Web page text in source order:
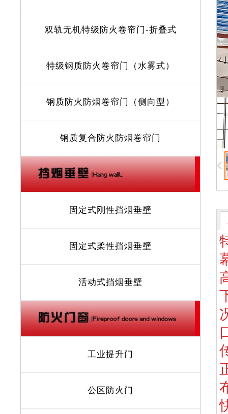
双轨无机特级防火卷帘门-折叠式
特级钢质防火卷帘门（水雾式）
钢质防火防烟卷帘门（侧向型）
钢质复合防火防烟卷帘门
固定式刚性挡烟垂壁
固定式柔性挡烟垂壁
活动式挡烟垂壁
工业提升门
公区防火门